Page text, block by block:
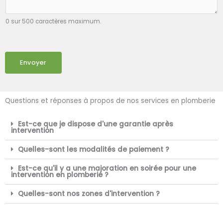
0 sur 500 caractères maximum.
Envoyer
Questions et réponses à propos de nos services en plomberie
Est-ce que je dispose d'une garantie après
intervention
Quelles-sont les modalités de paiement ?
Est-ce qu'il y a une majoration en soirée pour une
intervention en plomberie ?
Quelles-sont nos zones d'intervention ?